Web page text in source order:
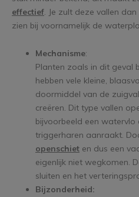
effectief. Je zult deze vallen
zien bij voornamelijk de
Mechanisme:
Planten zoals in dit geval
hebben vele kleine,
doormiddel van de
creëren. Dit type vallen
bijvoorbeeld een
triggerharen aanraakt.
openschiet en dus een
eigenlijk niet wegkomen.
sluiten en het
Bijzonderheid: